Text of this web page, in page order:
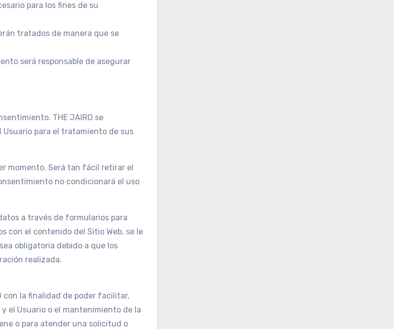
para los fines de su
tratados de manera que se
será responsable de asegurar
THE JAIRO se
para el tratamiento de sus
momento. Será tan fácil retirar el
no condicionará el uso
a través de formularios para
con el contenido del Sitio Web, se le
obligatoria debido a que los
realizada.
con la finalidad de poder facilitar,
el Usuario o el mantenimiento de la
o para atender una solicitud o